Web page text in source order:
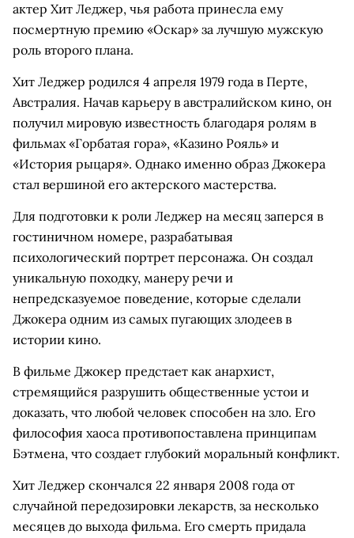
актер Хит Леджер, чья работа принесла ему
посмертную премию «Оскар» за лучшую мужскую
роль второго плана.
Хит Леджер родился 4 апреля 1979 года в Перте,
Австралия. Начав карьеру в австралийском кино, он
получил мировую известность благодаря ролям в
фильмах «Горбатая гора», «Казино Рояль» и
«История рыцаря». Однако именно образ Джокера
стал вершиной его актерского мастерства.
Для подготовки к роли Леджер на месяц заперся в
гостиничном номере, разрабатывая
психологический портрет персонажа. Он создал
уникальную походку, манеру речи и
непредсказуемое поведение, которые сделали
Джокера одним из самых пугающих злодеев в
истории кино.
В фильме Джокер предстает как анархист,
стремящийся разрушить общественные устои и
доказать, что любой человек способен на зло. Его
философия хаоса противопоставлена принципам
Бэтмена, что создает глубокий моральный конфликт.
Хит Леджер скончался 22 января 2008 года от
случайной передозировки лекарств, за несколько
месяцев до выхода фильма. Его смерть придала